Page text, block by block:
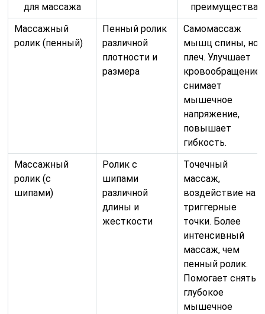
для массажа
преимущества
Массажный
ролик (пенный)
Пенный ролик
различной
плотности и
размера
Самомассаж
мышц спины, ног,
плеч. Улучшает
кровообращение,
снимает
мышечное
напряжение,
повышает
гибкость.
Массажный
ролик (с
шипами)
Ролик с
шипами
различной
длины и
жесткости
Точечный
массаж,
воздействие на
триггерные
точки. Более
интенсивный
массаж, чем
пенный ролик.
Помогает снять
глубокое
мышечное